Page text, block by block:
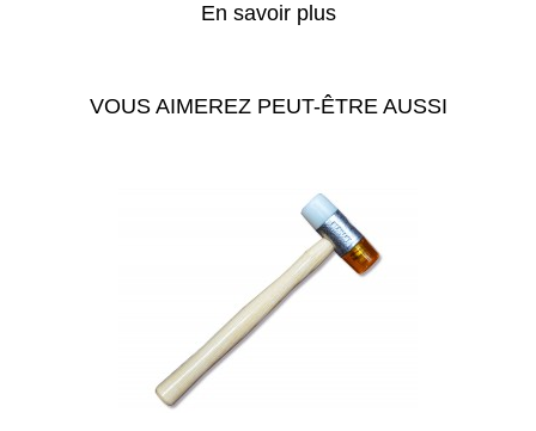
En savoir plus
VOUS AIMEREZ PEUT-ÊTRE AUSSI